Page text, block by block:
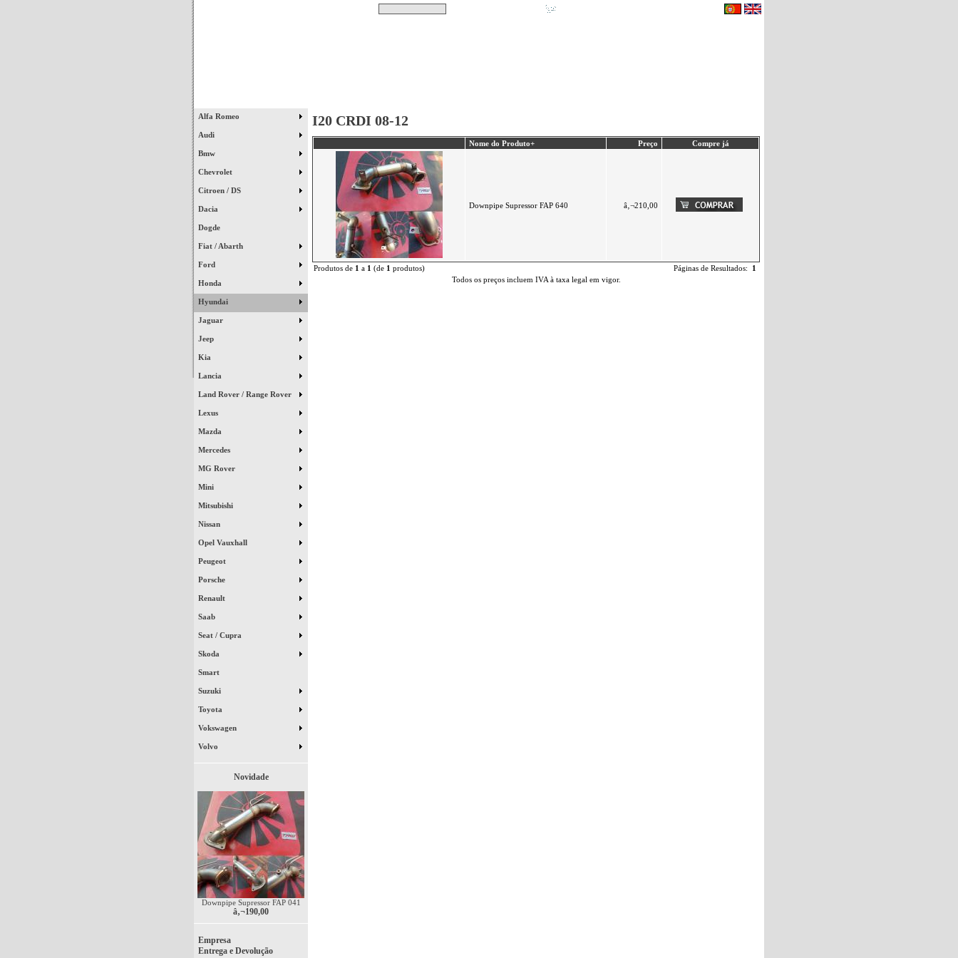
Alfa Romeo
Audi
Bmw
Chevrolet
Citroen / DS
Dacia
Dogde
Fiat / Abarth
Ford
Honda
Hyundai
Jaguar
Jeep
Kia
Lancia
Land Rover / Range Rover
Lexus
Mazda
Mercedes
MG Rover
Mini
Mitsubishi
Nissan
Opel Vauxhall
Peugeot
Porsche
Renault
Saab
Seat / Cupra
Skoda
Smart
Suzuki
Toyota
Vokswagen
Volvo
Novidade
Downpipe Supressor FAP 041
â‚¬190,00
Empresa
Entrega e Devolução
I20 CRDI 08-12
Nome do Produto+ Preço Compre já
Downpipe Supressor FAP 640 â‚¬210,00
Produtos de 1 a 1 (de 1 produtos) Páginas de Resultados: 1
Todos os preços incluem IVA à taxa legal em vigor.